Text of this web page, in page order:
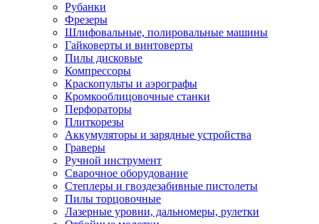
Рубанки
Фрезеры
Шлифовальные, полировальные машины
Гайковерты и винтоверты
Пилы дисковые
Компрессоры
Краскопульты и аэрографы
Кромкооблицовочные станки
Перфораторы
Плиткорезы
Аккумуляторы и зарядные устройства
Граверы
Ручной инструмент
Сварочное оборудование
Степлеры и гвоздезабивные пистолеты
Пилы торцовочные
Лазерные уровни, дальномеры, рулетки